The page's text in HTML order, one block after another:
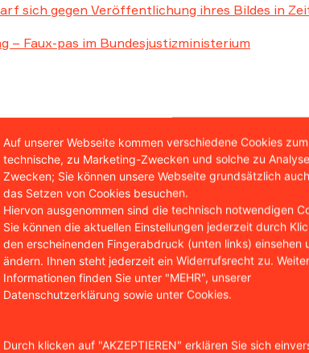
sich gegen Veröffentlichung ihres Bildes in
Faux-pas im Bundesjustizministerium
Solmecke
WBS.LEGAL
Solmecke ist Partner der Kanzlei
und des Internetrechts tätig. Darüber hinaus
in diesen Bereichen und lehrt als
in Köln.
Auf unserer Webseite kommen verschiedene Cookies
technische, zu Marketing-Zwecken und solche zu
Zwecken; Sie können unsere Webseite grundsätzlich
das Setzen von Cookies besuchen.
Hiervon ausgenommen sind die technisch notwendigen
Sie können die aktuellen Einstellungen jederzeit durch
den erscheinenden Fingerabdruck (unten links) einsehen
ändern. Ihnen steht jederzeit ein Widerrufsrecht zu.
Informationen finden Sie unter "MEHR", unserer
Datenschutzerklärung sowie unter Cookies.
Durch klicken auf "AKZEPTIEREN" erklären Sie sich